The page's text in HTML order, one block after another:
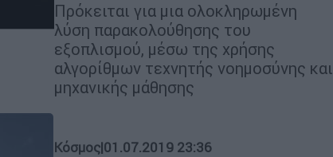
Πρόκειται για μια ολοκληρωμένη
λύση παρακολούθησης του
εξοπλισμού, μέσω της χρήσης
αλγορίθμων τεχνητής νοημοσύνης και
μηχανικής μάθησης
Κόσμος|01.07.2019 23:36